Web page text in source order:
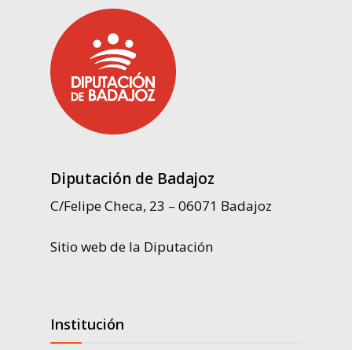
Diputación de Badajoz
C/Felipe Checa, 23 – 06071 Badajoz
Sitio web de la Diputación
Institución